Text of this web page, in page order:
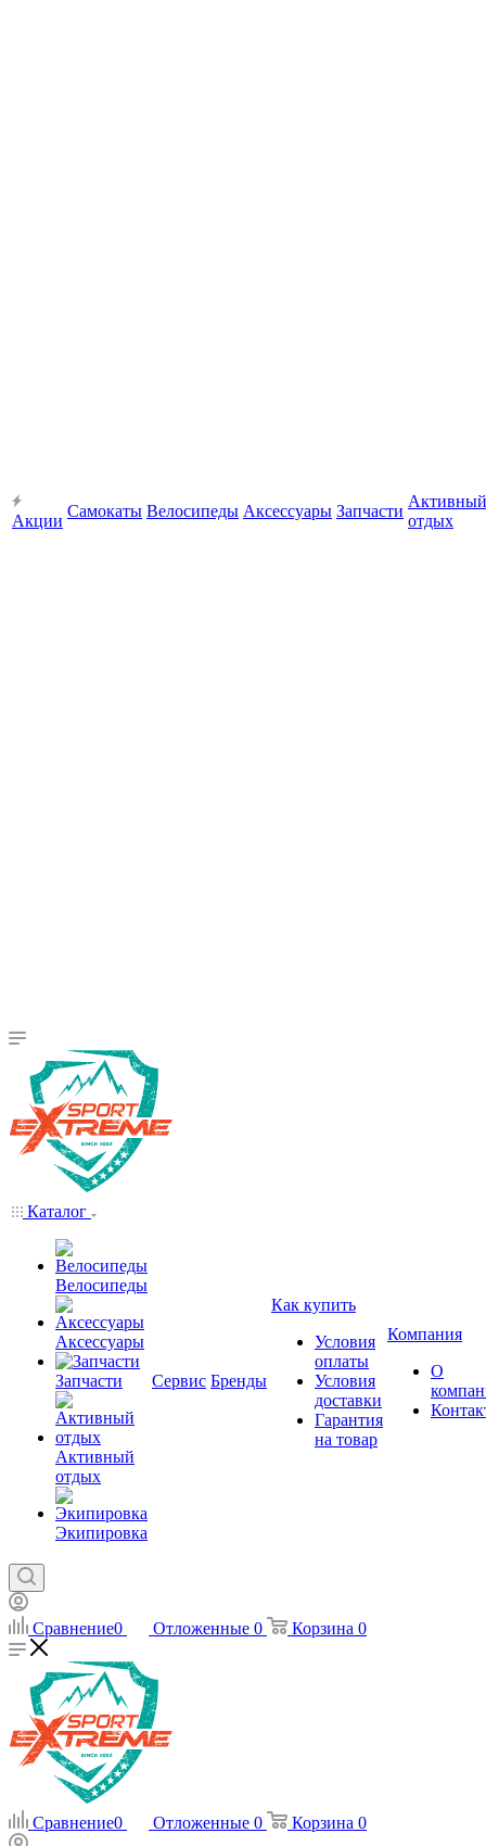
Акции
Самокаты Велосипеды Аксессуары Запчасти
Активный
отдых
Каталог
Велосипеды
Аксессуары
Запчасти
Активный
отдых
Экипировка
Сервис Бренды
Как купить
Условия
оплаты
Условия
доставки
Гарантия
на товар
Компания
О
Сравнение0 Отложенные 0 Корзина 0
Сравнение0 Отложенные 0 Корзина 0